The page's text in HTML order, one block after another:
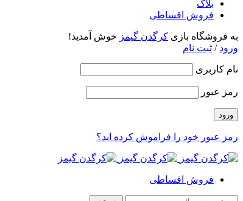
بلاگ
فروش اقساطی
به فروشگاه بازی کرگدن گیمز خوش آمدید!
ورود / ثبت نام
نام کاربری
رمز عبور
رمز عبور خود را فراموش کرده اید؟
فروش اقساطی